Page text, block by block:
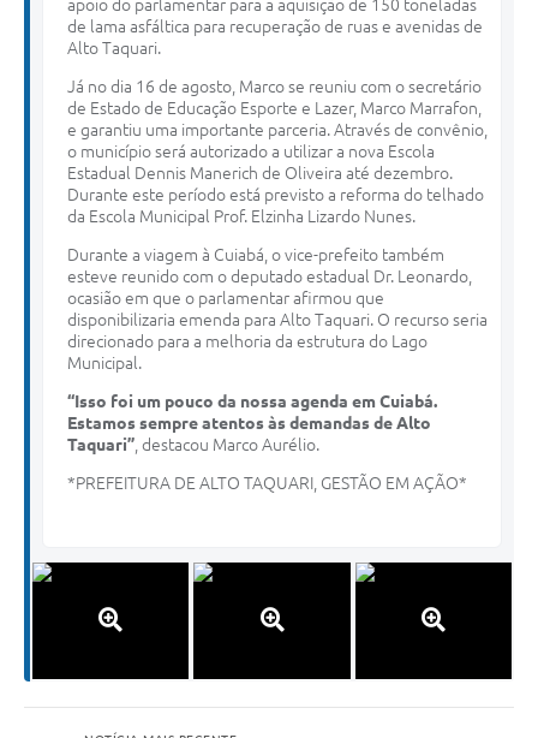
apoio do parlamentar para a aquisição de 150 toneladas
de lama asfáltica para recuperação de ruas e avenidas de
Alto Taquari.
Já no dia 16 de agosto, Marco se reuniu com o secretário
de Estado de Educação Esporte e Lazer, Marco Marrafon,
e garantiu uma importante parceria. Através de convênio,
o município será autorizado a utilizar a nova Escola
Estadual Dennis Manerich de Oliveira até dezembro.
Durante este período está previsto a reforma do telhado
da Escola Municipal Prof. Elzinha Lizardo Nunes.
Durante a viagem à Cuiabá, o vice-prefeito também
esteve reunido com o deputado estadual Dr. Leonardo,
ocasião em que o parlamentar afirmou que
disponibilizaria emenda para Alto Taquari. O recurso seria
direcionado para a melhoria da estrutura do Lago
Municipal.
“Isso foi um pouco da nossa agenda em Cuiabá.
Estamos sempre atentos às demandas de Alto
Taquari” , destacou Marco Aurélio.
*PREFEITURA DE ALTO TAQUARI, GESTÃO EM AÇÃO*